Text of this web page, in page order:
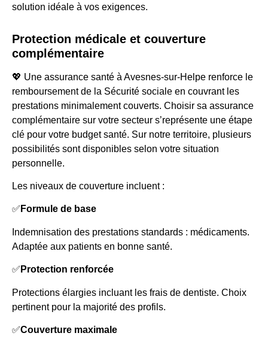
solution idéale à vos exigences.
Protection médicale et couverture
complémentaire
💖 Une assurance santé à Avesnes-sur-Helpe renforce le
remboursement de la Sécurité sociale en couvrant les
prestations minimalement couverts. Choisir sa assurance
complémentaire sur votre secteur s’représente une étape
clé pour votre budget santé. Sur notre territoire, plusieurs
possibilités sont disponibles selon votre situation
personnelle.
Les niveaux de couverture incluent :
✅ Formule de base
Indemnisation des prestations standards : médicaments.
Adaptée aux patients en bonne santé.
✅ Protection renforcée
Protections élargies incluant les frais de dentiste. Choix
pertinent pour la majorité des profils.
✅Couverture maximale